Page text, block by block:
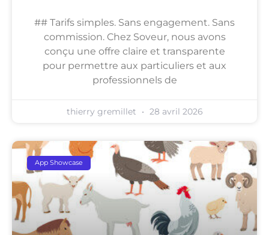
## Tarifs simples. Sans engagement. Sans
commission. Chez Soveur, nous avons
conçu une offre claire et transparente
pour permettre aux particuliers et aux
professionnels de
thierry gremillet 28 avril 2026
App Showcase